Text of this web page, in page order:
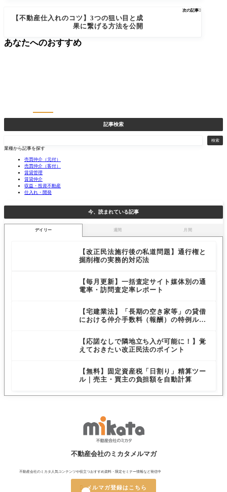
次の記事
【不動産仕入れのコツ】3つの狙い目と成
果に繋げる方法を公開
記事検索
索
検索
業種から記事を探す
売買仲介（元付）
売買仲介（客付）
賃貸管理
賃貸仲介
収益・投資不動産
仕入れ・開発
今、読まれている記事
デイリー 週間 月間
【改正民法施行後の私道問題】通行権と
掘削権の実務的対応法
【毎月更新】一括査定サイト媒体別の通
電率・訪問査定率レポート
【宅建業法】「長期の空き家等」の貸借
における仲介手数料（報酬）の特例ルー
【応諾なしで隣地立ち入が可能に！】覚
えておきたい改正民法のポイント
【無料】固定資産税「日割り」精算ツー
ル｜売主・買主の負担額を自動計算
不動産会社のミカタメルマガ
不動産会社のミカタ人気コンテンツや役立つおすすめ資料・限定セミナー情報など発信中
 メルマガ登録はこちら
あなたへのおすすめ